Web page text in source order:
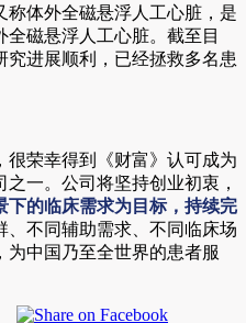
体外全磁悬浮人工心脏，是
磁悬浮人工心脏。截至目
进展顺利，已经拯救多名患
很荣幸得到《财富》认可成为
一。公司将坚持创业初衷，
下的临床需求为目标，持续完
、不同辅助需求、不同临床场
中国乃至全世界的患者服